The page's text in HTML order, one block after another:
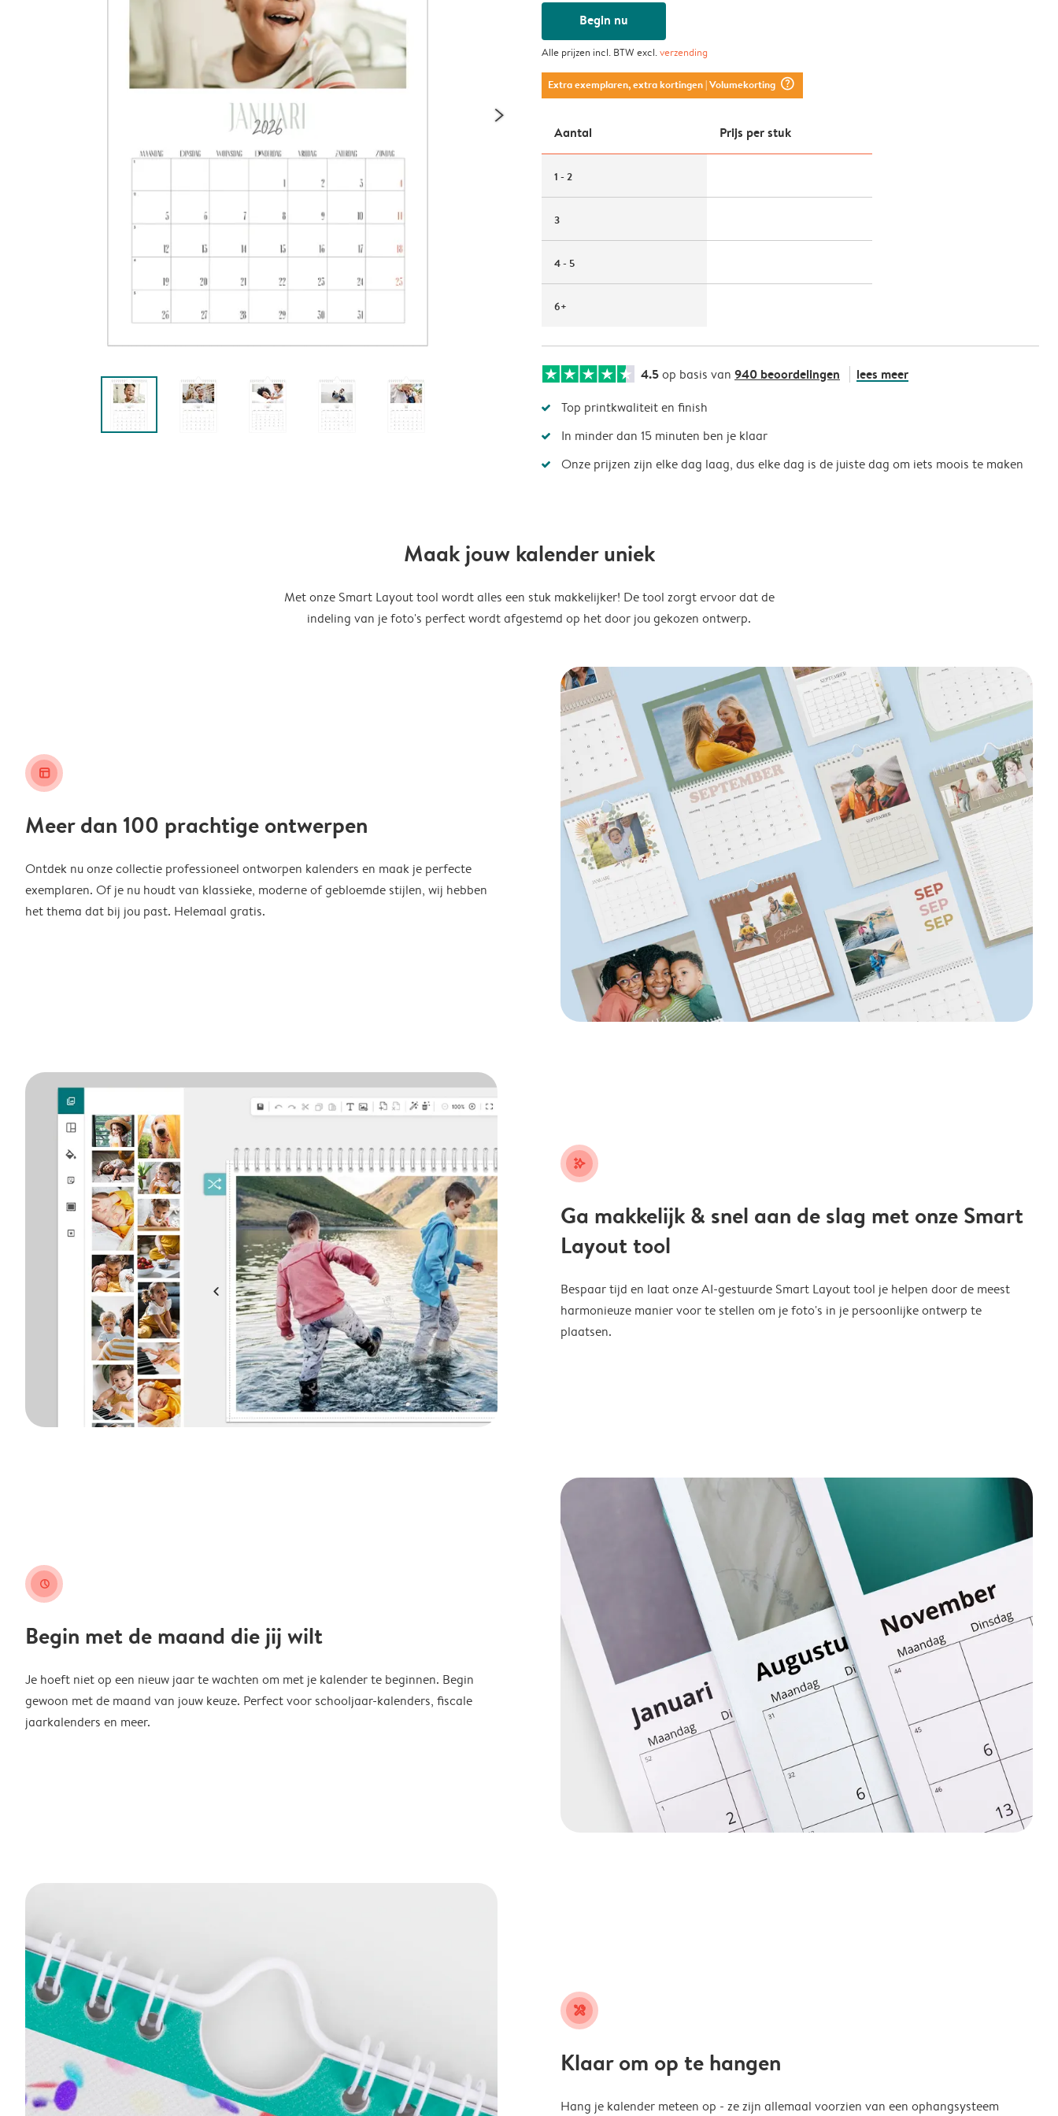
Begin nu
Alle prijzen incl. BTW excl.verzending
Extra exemplaren, extra kortingen| Volumekorting question_mark_circle
Aantal Prijs per stuk
1 - 2
3
4 - 5
6+
4.5op basis van 940 beoordelingen lees meer
Top printkwaliteit en finish
In minder dan 15 minuten ben je klaar
Onze prijzen zijn elke dag laag, dus elke dag is de juiste dag om iets moois te maken
Maak jouw kalender uniek
Met onze Smart Layout tool wordt alles een stuk makkelijker! De tool zorgt ervoor dat de
indeling van je foto's perfect wordt afgestemd op het door jou gekozen ontwerp.
layout_alt
Meer dan 100 prachtige ontwerpen
Ontdek nu onze collectie professioneel ontworpen kalenders en maak je perfecte
exemplaren. Of je nu houdt van klassieke, moderne of gebloemde stijlen, wij hebben
het thema dat bij jou past. Helemaal gratis.
stars_plus
Ga makkelijk & snel aan de slag met onze Smart
Layout tool
Bespaar tijd en laat onze AI-gestuurde Smart Layout tool je helpen door de meest
harmonieuze manier voor te stellen om je foto's in je persoonlijke ontwerp te
plaatsen.
clock
Begin met de maand die jij wilt
Je hoeft niet op een nieuw jaar te wachten om met je kalender te beginnen. Begin
gewoon met de maand van jouw keuze. Perfect voor schooljaar-kalenders, fiscale
jaarkalenders en meer.
tools
Klaar om op te hangen
Hang je kalender meteen op - ze zijn allemaal voorzien van een ophangsysteem